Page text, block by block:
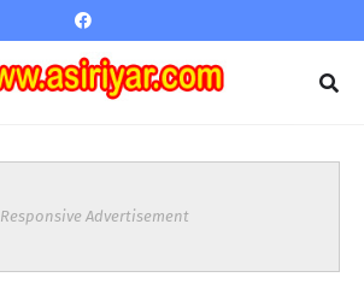
Responsive Advertisement